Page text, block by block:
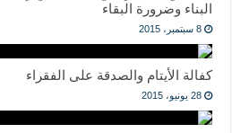
البناء وضرورة البقاء
8 سبتمبر، 2015
كفالة الأيتام والصدقة على الفقراء
28 يونيو، 2015